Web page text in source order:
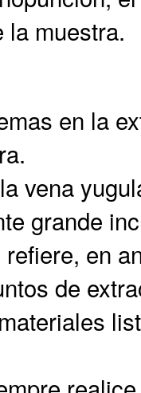
la muestra.
en la
vena
grande
en
de